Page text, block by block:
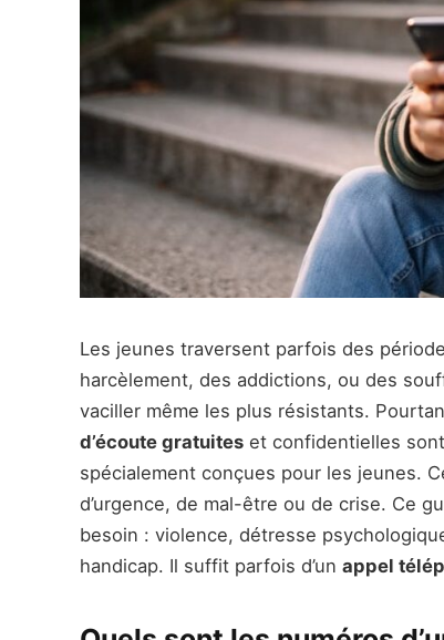
Les jeunes traversent parfois des
harcèlement, des addictions, ou des
vaciller même les plus résistants.
d’écoute gratuites et confidentielles
spécialement conçues pour les jeunes.
d’urgence, de mal-être ou de crise. Ce
besoin : violence, détresse
handicap. Il suffit parfois d’un appel